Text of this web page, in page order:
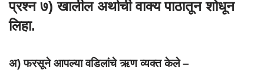
प्रश्न ७) खालील अर्थाची वाक्य पाठातून शोधून
लिहा.
अ) फरसूने आपल्या वडिलांचे ऋण व्यक्त केले –